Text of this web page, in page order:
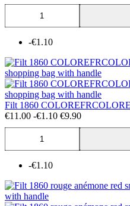
-€1.10
Filt 1860
€11.00 -€1.10 €9.90
-€1.10